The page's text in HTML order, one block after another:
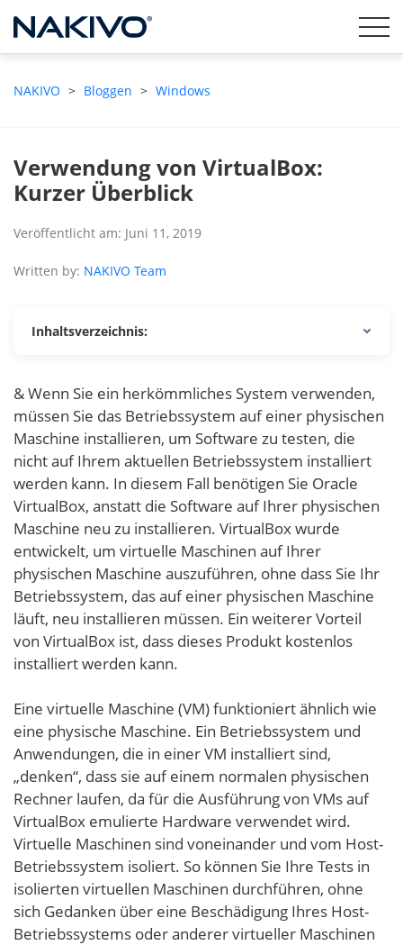
NAKIVO > Bloggen > Windows
Verwendung von VirtualBox:
Kurzer Überblick
Veröffentlicht am: Juni 11, 2019
Written by: NAKIVO Team
Inhaltsverzeichnis:
& Wenn Sie ein herkömmliches System verwenden,
müssen Sie das Betriebssystem auf einer physischen
Maschine installieren, um Software zu testen, die
nicht auf Ihrem aktuellen Betriebssystem installiert
werden kann. In diesem Fall benötigen Sie Oracle
VirtualBox, anstatt die Software auf Ihrer physischen
Maschine neu zu installieren. VirtualBox wurde
entwickelt, um virtuelle Maschinen auf Ihrer
physischen Maschine auszuführen, ohne dass Sie Ihr
Betriebssystem, das auf einer physischen Maschine
läuft, neu installieren müssen. Ein weiterer Vorteil
von VirtualBox ist, dass dieses Produkt kostenlos
installiert werden kann.
Eine virtuelle Maschine (VM) funktioniert ähnlich wie
eine physische Maschine. Ein Betriebssystem und
Anwendungen, die in einer VM installiert sind,
„denken“, dass sie auf einem normalen physischen
Rechner laufen, da für die Ausführung von VMs auf
VirtualBox emulierte Hardware verwendet wird.
Virtuelle Maschinen sind voneinander und vom Host-
Betriebssystem isoliert. So können Sie Ihre Tests in
isolierten virtuellen Maschinen durchführen, ohne
sich Gedanken über eine Beschädigung Ihres Host-
Betriebssystems oder anderer virtueller Maschinen